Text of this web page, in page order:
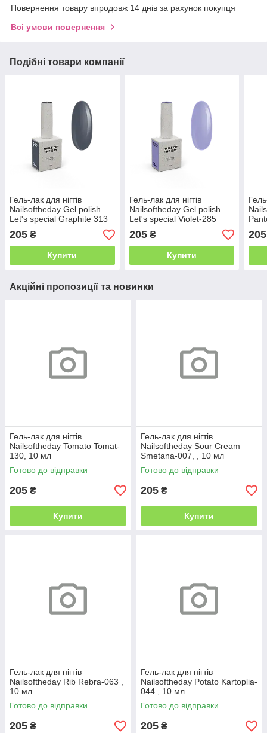
Повернення товару впродовж 14 днів за рахунок покупця
Всі умови повернення
Подібні товари компанії
Гель-лак для нігтів
Nailsoftheday Gel polish
Let's special Graphite 313
— графітровий, 10 мл
205 ₴
Купити
Гель-лак для нігтів
Nailsoftheday Gel polish
Let's special Violet-285
бузковий, 10 мл
205₴
Купити
10
205
Акційні пропозиції та новинки
Гель-лак для нігтів
Nailsoftheday Tomato Tomat-
130, 10 мл
Готово до відправки
205 ₴
Купити
Гель-лак для нігтів
Nailsoftheday Sour Cream
Smetana-007, , 10 мл
Готово до відправки
205 ₴
Купити
Гель-лак для нігтів
Nailsoftheday Rib Rebra-063 ,
10 мл
Готово до відправки
205 ₴
Гель-лак для нігтів
Nailsoftheday Potato Kartoplia-
044 , 10 мл
Готово до відправки
205 ₴